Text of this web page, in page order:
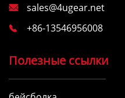
 sales@4ugear.net
 +86-13546956008
Полезные ссылки